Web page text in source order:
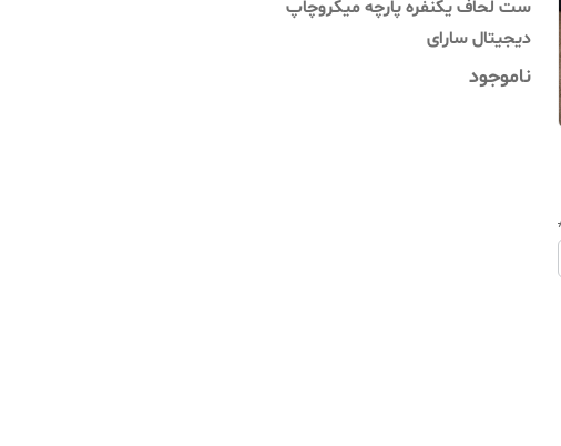
ست لحاف یکنفره پارچه میکروچاپ
دیجیتال سارای
ناموجود